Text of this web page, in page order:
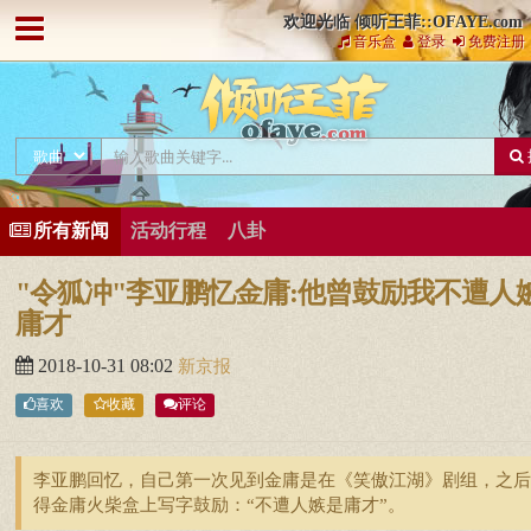
欢迎光临 倾听王菲::OFAYE.com
音乐盒 登录 免费注册
所有新闻 活动行程 八卦
"令狐冲"李亚鹏忆金庸:他曾鼓励我不遭人
庸才
2018-10-31 08:02 新京报
喜欢 收藏 评论
李亚鹏回忆，自己第一次见到金庸是在《笑傲江湖》剧组，之
得金庸火柴盒上写字鼓励：“不遭人嫉是庸才”。